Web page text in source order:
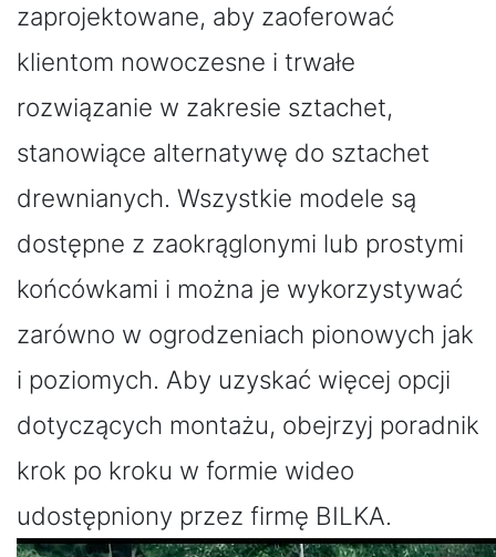
zaprojektowane, aby zaoferować
klientom nowoczesne i trwałe
rozwiązanie w zakresie sztachet,
stanowiące alternatywę do sztachet
drewnianych. Wszystkie modele są
dostępne z zaokrąglonymi lub prostymi
końcówkami i można je wykorzystywać
zarówno w ogrodzeniach pionowych jak
i poziomych. Aby uzyskać więcej opcji
dotyczących montażu, obejrzyj poradnik
krok po kroku w formie wideo
udostępniony przez firmę BILKA.